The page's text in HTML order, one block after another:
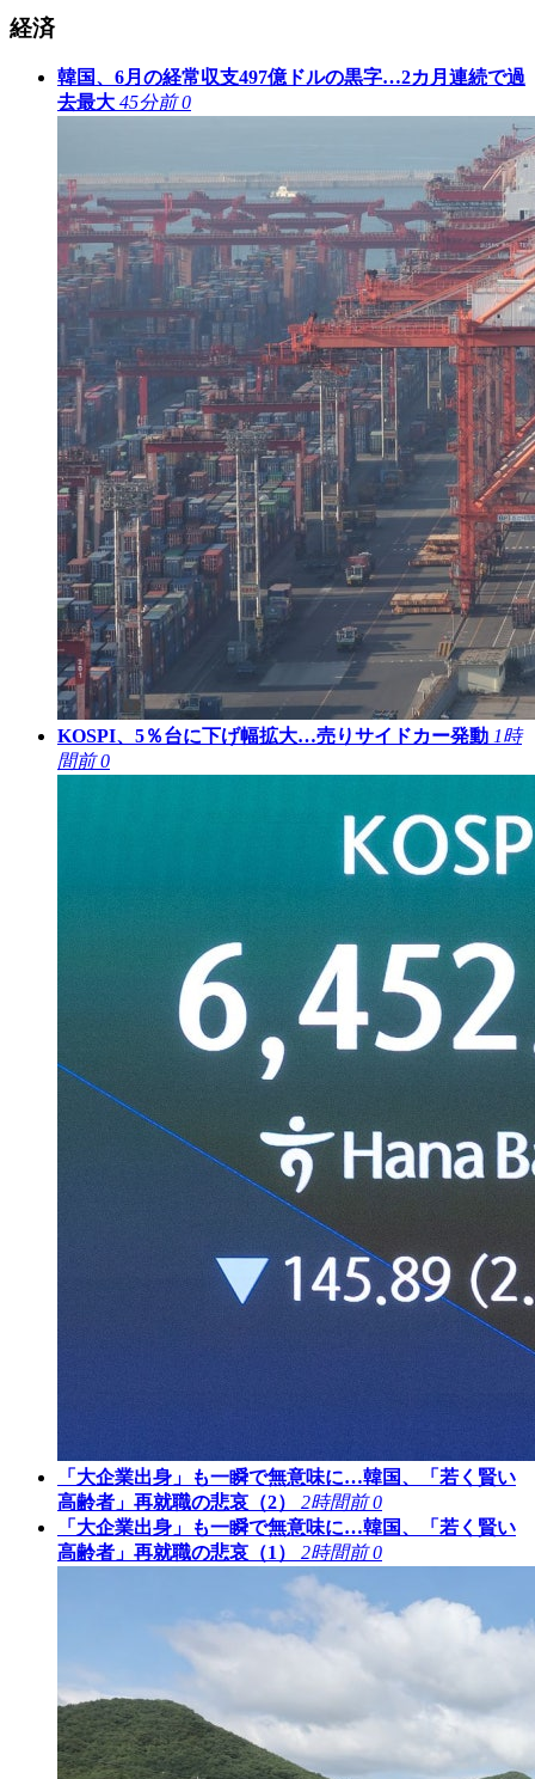
経済
韓国、6月の経常収支497億ドルの黒字…2カ月連続で過
去最大 45分前 0
KOSPI、5％台に下げ幅拡大…売りサイドカー発動 1時
間前 0
「大企業出身」も一瞬で無意味に…韓国、「若く賢い
高齢者」再就職の悲哀（2）
2時間前 0
「大企業出身」も一瞬で無意味に…韓国、「若く賢い
高齢者」再就職の悲哀（1）
2時間前 0